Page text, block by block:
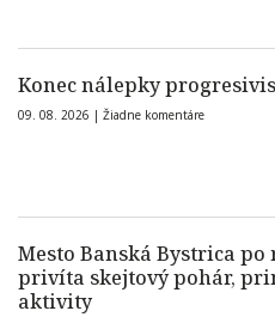
Konec nálepky
09. 08. 2026 | Žiadne komentáre
Mesto Banská Bystrica
privíta skejtový pohár,
aktivity